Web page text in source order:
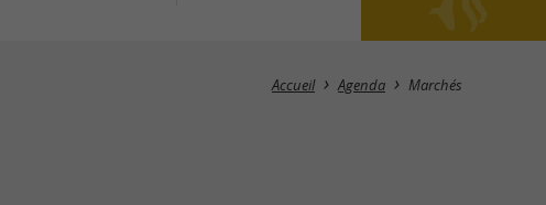
Masquer la carte
Accueil Agenda Marchés